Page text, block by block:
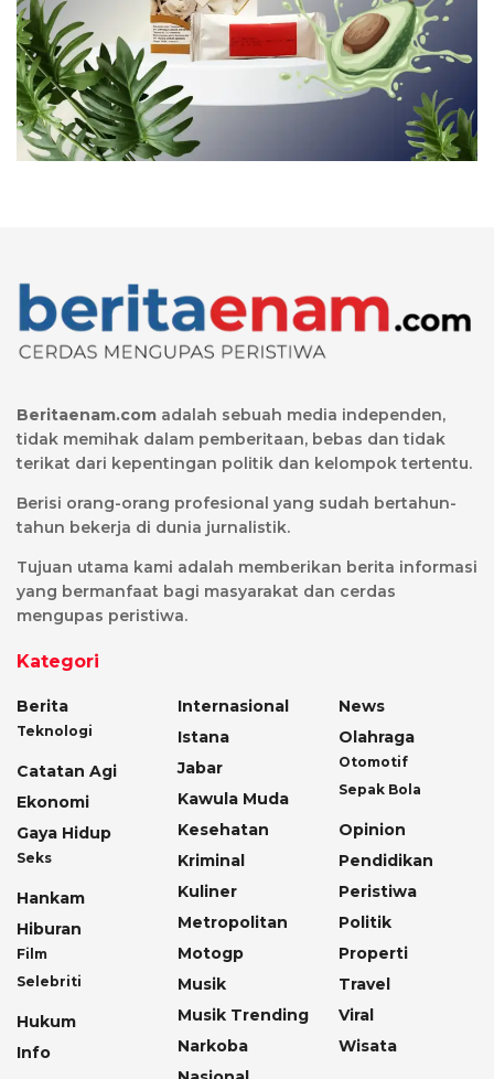
Beritaenam.com adalah sebuah media independen,
tidak memihak dalam pemberitaan, bebas dan tidak
terikat dari kepentingan politik dan kelompok tertentu.
Berisi orang-orang profesional yang sudah bertahun-
tahun bekerja di dunia jurnalistik.
Tujuan utama kami adalah memberikan berita informasi
yang bermanfaat bagi masyarakat dan cerdas
mengupas peristiwa.
Kategori
Berita
Teknologi
Catatan Agi
Ekonomi
Gaya Hidup
Seks
Hankam
Hiburan
Film
Selebriti
Hukum
Info
Internasional
Istana
Jabar
Kawula Muda
Kesehatan
Kriminal
Kuliner
Metropolitan
Motogp
Musik
Musik Trending
Narkoba
News
Olahraga
Otomotif
Sepak Bola
Opinion
Pendidikan
Peristiwa
Politik
Properti
Travel
Viral
Wisata